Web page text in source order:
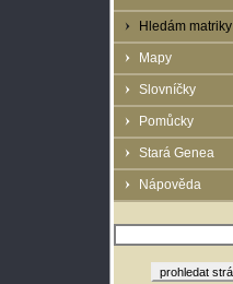
Hledám matriky
Mapy
Slovníčky
Pomůcky
Stará Genea
Nápověda